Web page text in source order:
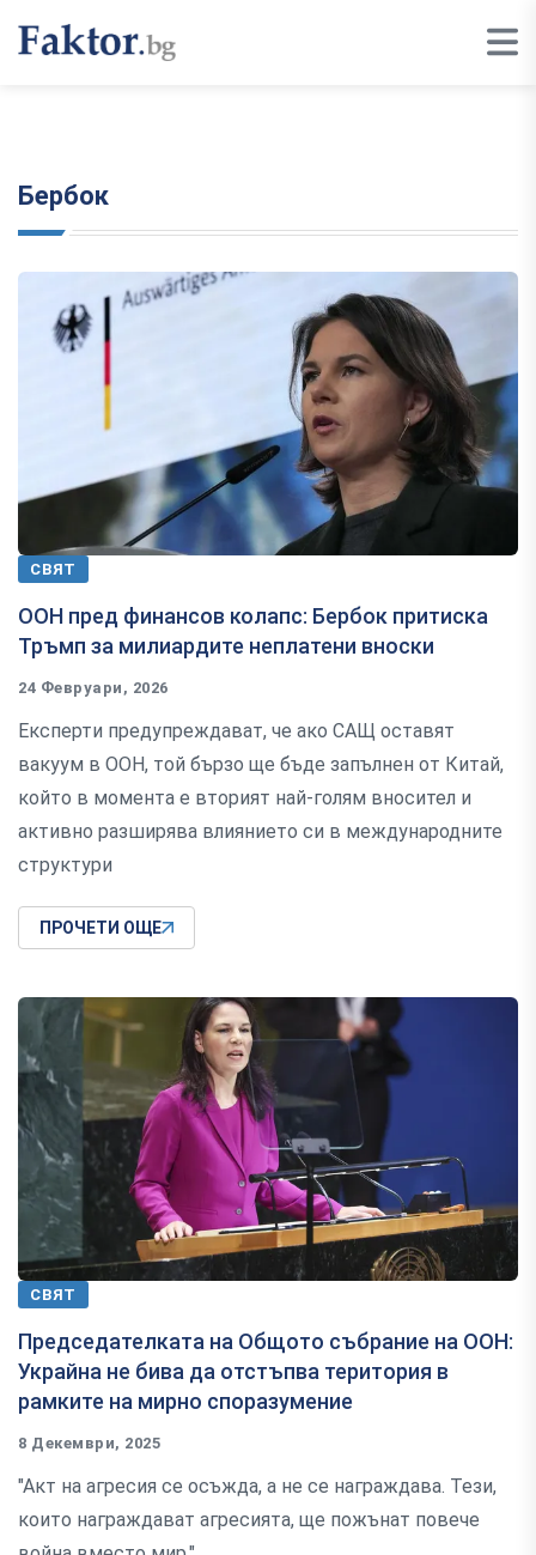
Бербок
СВЯТ
ООН пред финансов колапс: Бербок притиска
Тръмп за милиардите неплатени вноски
24 Февруари, 2026
Експерти предупреждават, че ако САЩ оставят
вакуум в ООН, той бързо ще бъде запълнен от Китай,
който в момента е вторият най-голям вносител и
активно разширява влиянието си в международните
структури
ПРОЧЕТИ ОЩЕ
СВЯТ
Председателката на Общото събрание на ООН:
Украйна не бива да отстъпва територия в
рамките на мирно споразумение
8 Декември, 2025
"Акт на агресия се осъжда, а не се награждава. Тези,
които награждават агресията, ще пожънат повече